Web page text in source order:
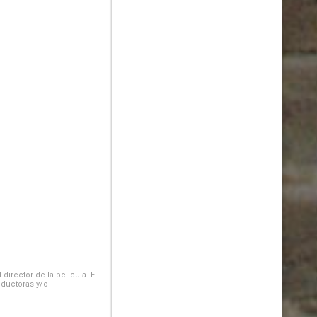
de la película. El
y/o